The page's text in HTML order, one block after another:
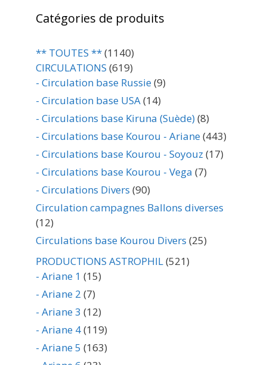
Catégories de produits
** TOUTES **(1140)
CIRCULATIONS (619)
- Circulation base Russie(9)
- Circulation base USA(14)
- Circulations base Kiruna (Suède)(8)
- Circulations base Kourou - Ariane(443)
- Circulations base Kourou - Soyouz (17)
- Circulations base Kourou - Vega (7)
- Circulations Divers (90)
Circulation campagnes Ballons diverses
(12)
Circulations base Kourou Divers (25)
PRODUCTIONS ASTROPHIL(521)
- Ariane 1 (15)
- Ariane 2 (7)
- Ariane 3 (12)
- Ariane 4(119)
- Ariane 5 (163)